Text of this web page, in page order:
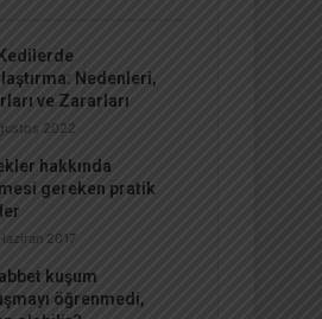
Nedenleri,
ve Zararları
2022
hakkında
gereken pratik
2017
kuşum
öğrenmedi,